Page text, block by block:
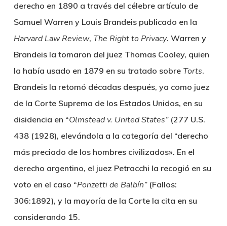
derecho en 1890 a través del célebre artículo de
Samuel Warren y Louis Brandeis publicado en la
Harvard Law Review, The Right to Privacy. Warren y
Brandeis la tomaron del juez Thomas Cooley, quien
la había usado en 1879 en su tratado sobre Torts.
Brandeis la retomó décadas después, ya como juez
de la Corte Suprema de los Estados Unidos, en su
disidencia en “Olmstead v. United States”(277 U.S.
438 (1928), elevándola a la categoría del “derecho
más preciado de los hombres civilizados». En el
derecho argentino, el juez Petracchi la recogió en su
voto en el caso “Ponzetti de Balbín”(Fallos:
306:1892), y la mayoría de la Corte la cita en su
considerando 15.